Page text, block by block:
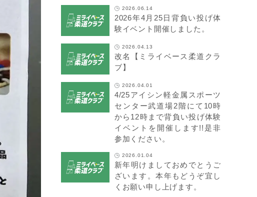
2026.06.14
2026年4月25日背負い投げ体
験イベント開催しました。
2026.04.13
改名【ミライベース柔道クラ
ブ】
2026.04.01
4/25アイシン軽金属スポーツ
センター武道場2階にて10時
から12時まで背負い投げ体験
イベントを開催します!!是非
参加ください。
2026.01.04
新年明けましておめでとうご
ざいます。本年もどうぞ宜し
くお願い申し上げます。